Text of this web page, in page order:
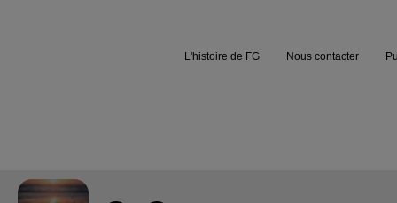
L'histoire de FG Nous contacter